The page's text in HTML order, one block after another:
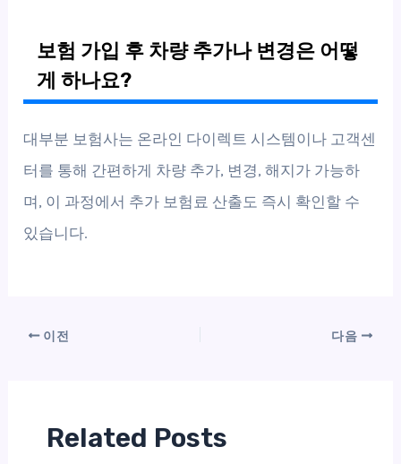
보험 가입 후 차량 추가나 변경은 어떻
게 하나요?
대부분 보험사는 온라인 다이렉트 시스템이나 고객센
터를 통해 간편하게 차량 추가, 변경, 해지가 가능하
며, 이 과정에서 추가 보험료 산출도 즉시 확인할 수
있습니다.
이전 다음
Related Posts